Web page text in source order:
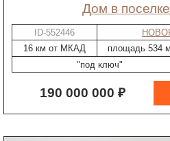
дом в
ID-552446
16 км от МКАД
площадь 534
"под ключ"
190 000 000 ₽